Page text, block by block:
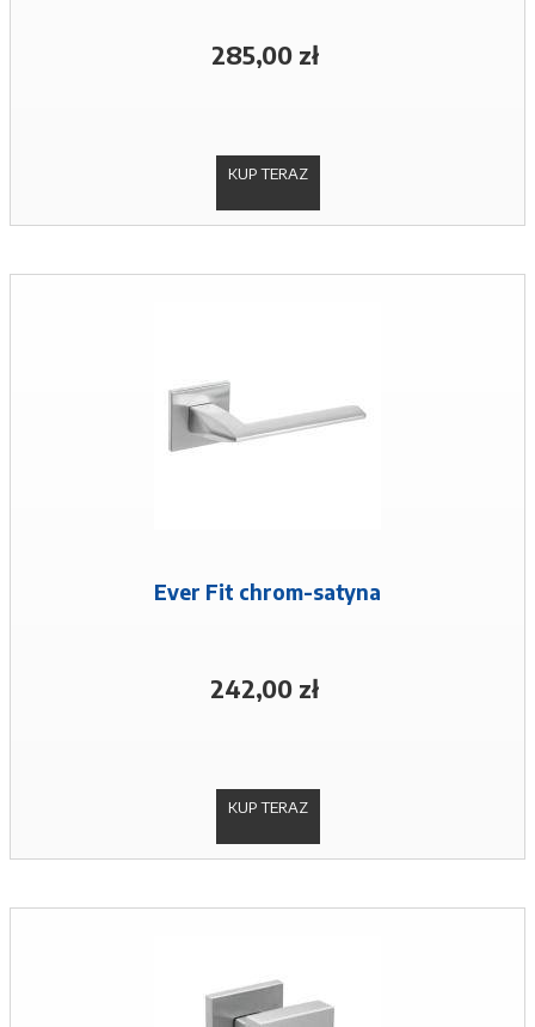
285,00 zł
KUP TERAZ
Ever Fit chrom-satyna
242,00 zł
KUP TERAZ